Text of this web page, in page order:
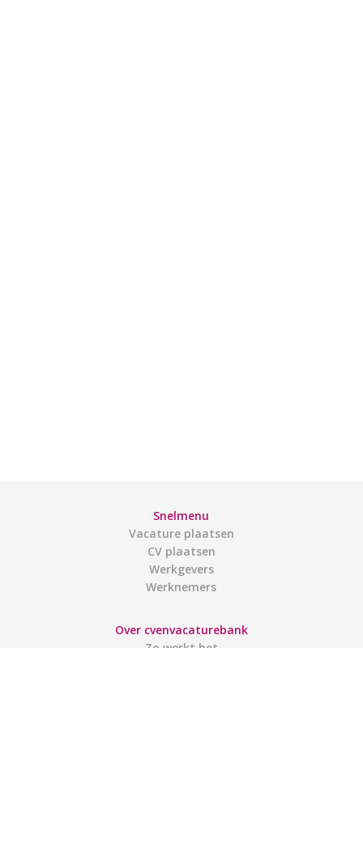
Snelmenu
Vacature plaatsen
CV plaatsen
Werkgevers
Werknemers
Over cvenvacaturebank
Zo werkt het